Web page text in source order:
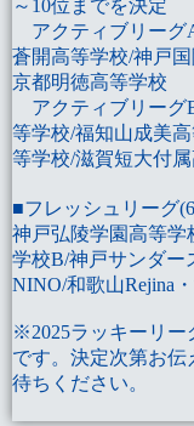
～10位までを決定
アクティブリーグ
蒼開高等学校/神戸
京都明徳高等学校
アクティブリーグ
等学校/福知山成美
等学校/滋賀短大付
■フレッシュリーグ
神戸弘陵学園高等学
学校B/神戸サンダー
NINO/和歌山Rejina
※2025ラッキーリー
です。決定次第お
待ちください。